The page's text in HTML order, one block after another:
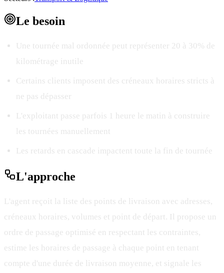
Le besoin
Une tournée mal ordonnée peut représenter 20 à 30% de
kilométrage inutile
Certains clients imposent des créneaux horaires stricts à
ne pas dépasser
L'exploitant passe parfois 1 heure le matin à construire
les tournées manuellement
Les retards en cascade impactent toute la fin de tournée
L'approche
L'agent reçoit la liste des points de livraison avec adresses,
créneaux horaires, volumes et point de départ. Il propose un
ordre de passage optimisé en respectant les contraintes,
estime les horaires de passage à chaque point en tenant
compte d'une durée de livraison moyenne, et signale les